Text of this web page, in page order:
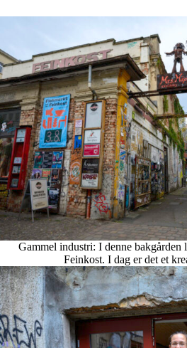
Gammel industri: I denne bakgården
Feinkost. I dag er det et